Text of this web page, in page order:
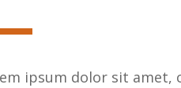
ipsum dolor sit amet,